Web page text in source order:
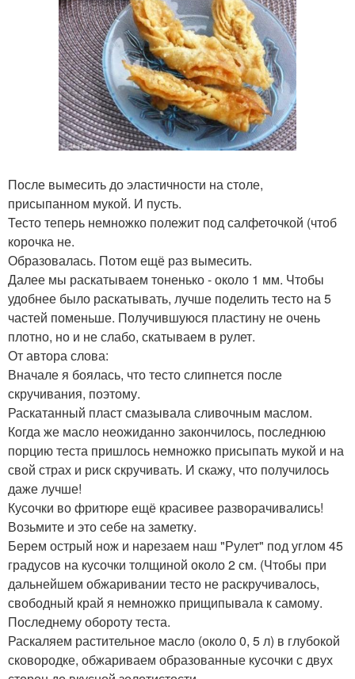
После вымесить до эластичности на столе,
присыпанном мукой. И пусть.
Тесто теперь немножко полежит под салфеточкой (чтоб
корочка не.
Образовалась. Потом ещё раз вымесить.
Далее мы раскатываем тоненько - около 1 мм. Чтобы
удобнее было раскатывать, лучше поделить тесто на 5
частей поменьше. Получившуюся пластину не очень
плотно, но и не слабо, скатываем в рулет.
От автора слова:
Вначале я боялась, что тесто слипнется после
скручивания, поэтому.
Раскатанный пласт смазывала сливочным маслом.
Когда же масло неожиданно закончилось, последнюю
порцию теста пришлось немножко присыпать мукой и на
свой страх и риск скручивать. И скажу, что получилось
даже лучше!
Кусочки во фритюре ещё красивее разворачивались!
Возьмите и это себе на заметку.
Берем острый нож и нарезаем наш "Рулет" под углом 45
градусов на кусочки толщиной около 2 см. (Чтобы при
дальнейшем обжаривании тесто не раскручивалось,
свободный край я немножко прищипывала к самому.
Последнему обороту теста.
Раскаляем растительное масло (около 0, 5 л) в глубокой
сковородке, обжариваем образованные кусочки с двух